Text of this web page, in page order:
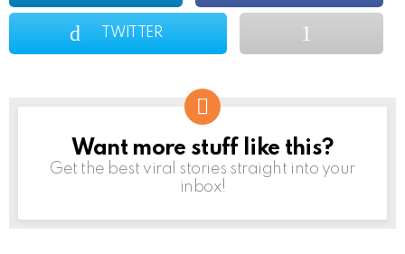
TWITTER
NEWSLETTER
Want more stuff like this?
Get the best viral stories straight into your
inbox!